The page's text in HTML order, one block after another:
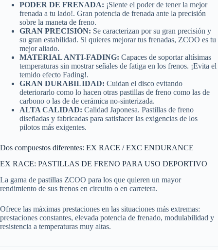
PODER DE FRENADA: ¡Siente el poder de tener la mejor
frenada a tu lado!. Gran potencia de frenada ante la precisión
sobre la maneta de freno.
GRAN PRECISIÓN: Se caracterizan por su gran precisión y
su gran estabilidad. Si quieres mejorar tus frenadas, ZCOO es tu
mejor aliado.
MATERIAL ANTI-FADING: Capaces de soportar altísimas
temperaturas sin mostrar señales de fatiga en los frenos. ¡Evita el
temido efecto Fading!.
GRAN DURABILIDAD: Cuidan el disco evitando
deteriorarlo como lo hacen otras pastillas de freno como las de
carbono o las de de cerámica no-sinterizada.
ALTA CALIDAD: Calidad Japonesa. Pastillas de freno
diseñadas y fabricadas para satisfacer las exigencias de los
pilotos más exigentes.
Dos compuestos diferentes: EX RACE / EXC ENDURANCE
EX RACE: PASTILLAS DE FRENO PARA USO DEPORTIVO
La gama de pastillas ZCOO para los que quieren un mayor
rendimiento de sus frenos en circuito o en carretera.
Ofrece las máximas prestaciones en las situaciones más extremas:
prestaciones constantes, elevada potencia de frenado, modulabilidad y
resistencia a temperaturas muy altas.